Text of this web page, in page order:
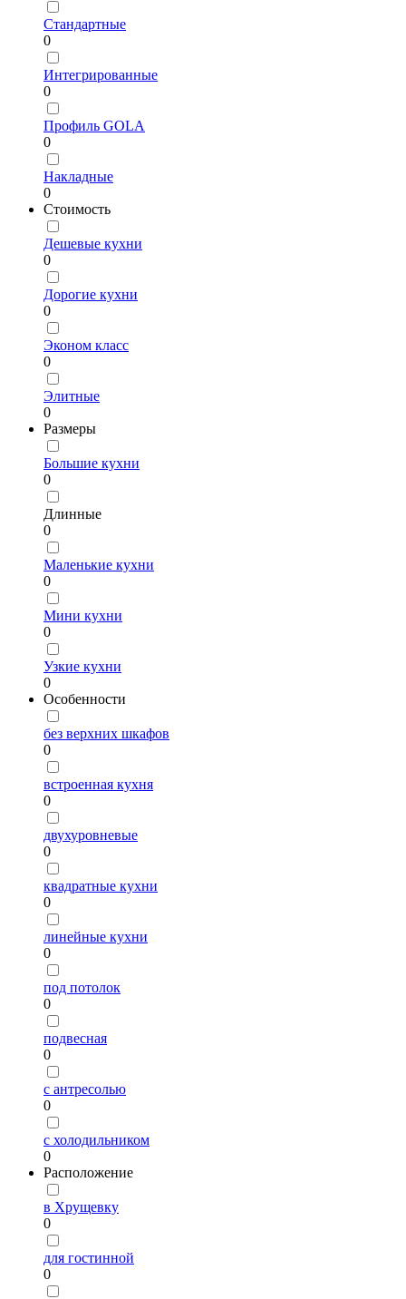
Стандартные
0
Интегрированные
0
Профиль GOLA
0
Накладные
0
Стоимость
Дешевые кухни
0
Дорогие кухни
0
Эконом класс
0
Элитные
0
Размеры
Большие кухни
0
Длинные
0
Маленькие кухни
0
Мини кухни
0
Узкие кухни
0
Особенности
без верхних шкафов
0
встроенная кухня
0
двухуровневые
0
квадратные кухни
0
линейные кухни
0
под потолок
0
подвесная
0
с антресолью
0
с холодильником
0
Расположение
в Хрущевку
0
для гостинной
0